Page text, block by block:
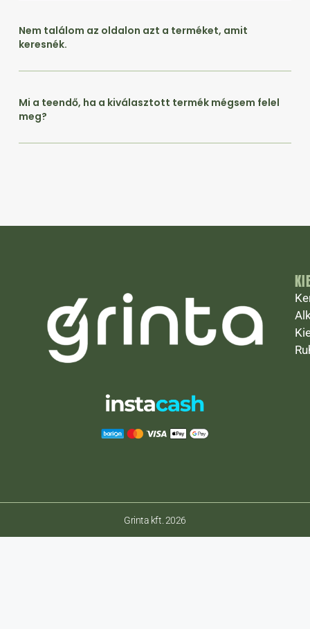
Nem találom az oldalon azt a terméket, amit
keresnék.
Mi a teendő, ha a kiválasztott termék mégsem felel
meg?
Grinta kft. 2026